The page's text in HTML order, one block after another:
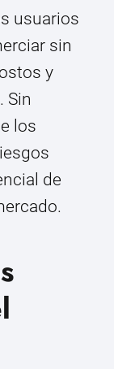
usuarios
sin
y
Sin
los
de